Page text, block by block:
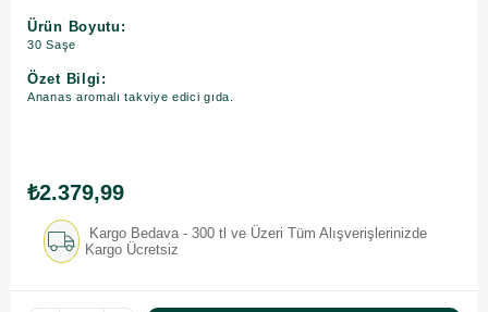
Ürün Boyutu:
30 Saşe
Özet Bilgi:
Ananas aromalı takviye edici gıda.
₺2.379,99
Kargo Bedava - 300 tl ve Üzeri Tüm Alışverişlerinizde
Kargo Ücretsiz